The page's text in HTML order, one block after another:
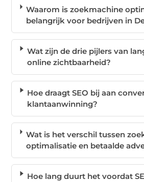
Waarom is zoekmachine
belangrijk voor bedrijven in
Wat zijn de drie pijlers van
online zichtbaarheid?
Hoe draagt SEO bij aan
klantaanwinning?
Wat is het verschil tussen
optimalisatie en betaalde
Hoe lang duurt het voordat